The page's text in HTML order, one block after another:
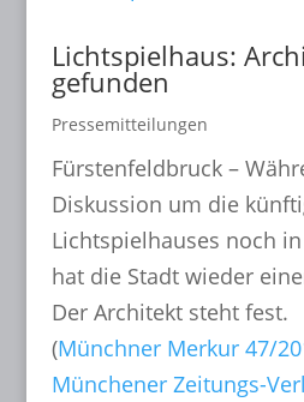
Lichtspielhaus:
gefunden
Pressemitteilungen
Fürstenfeldbruck –
Diskussion um die
Lichtspielhauses noch
hat die Stadt wieder
Der Architekt steht fest.
(Münchner Merkur 47/
Münchener Zeitungs-